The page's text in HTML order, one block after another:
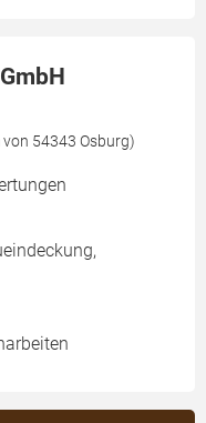
54343 Osburg)